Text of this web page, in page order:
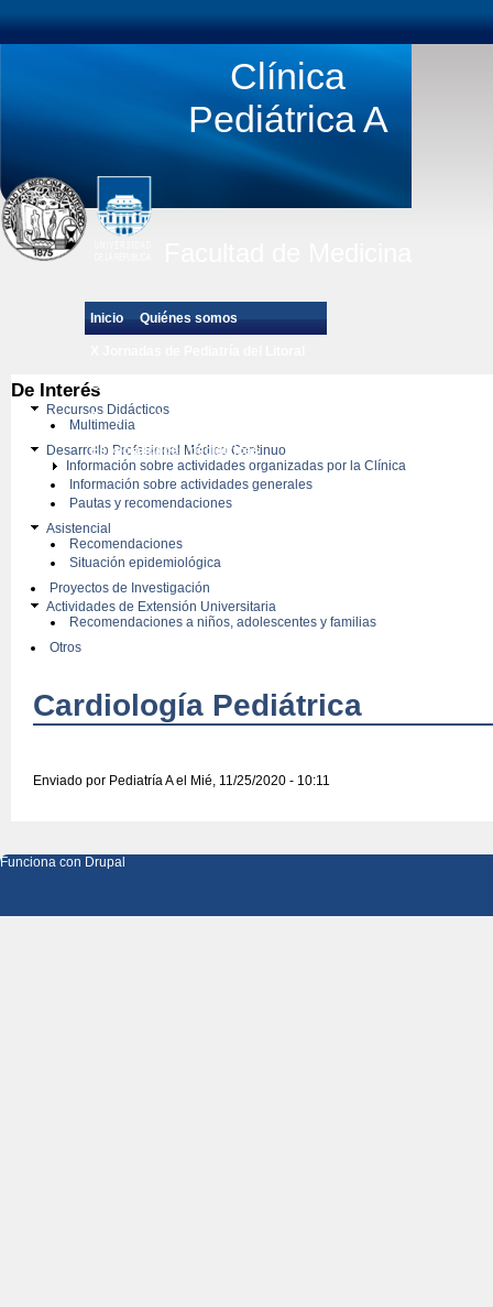
Clínica
Pediátrica A
Inicio Quiénes somos
Estudiantes de Grado
Posgrado de Pediatría
Especialidades pedíatricas
De Interés
Recursos Didácticos
Multimedia
Desarrollo Profesional Médico Continuo
Información sobre actividades organizadas por la Clínica
Información sobre actividades generales
Pautas y recomendaciones
Asistencial
Recomendaciones
Situación epidemiológica
Proyectos de Investigación
Actividades de Extensión Universitaria
Recomendaciones a niños, adolescentes y familias
Otros
Cardiología Pediátrica
Enviado por Pediatría Ael Mié, 11/25/2020 - 10:11
Funciona con Drupal